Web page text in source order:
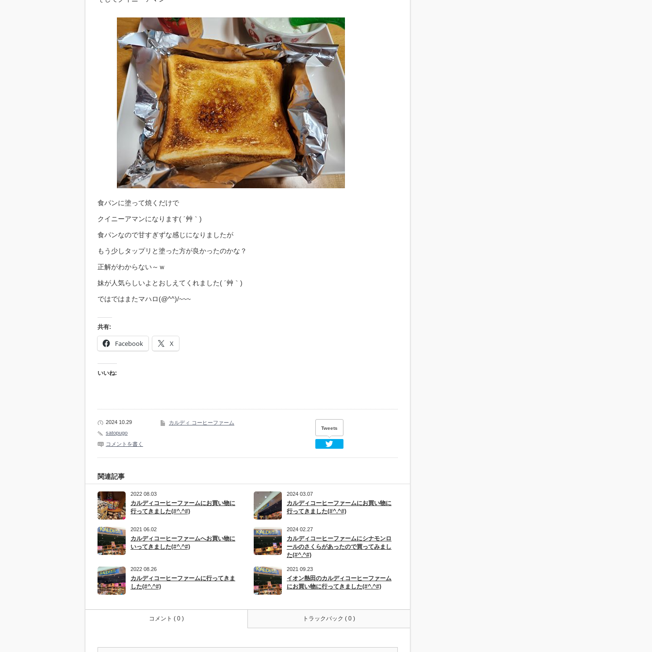
食パンに塗って焼くだけで
クイニーアマンになります( ´艸｀)
食パンなので甘すぎずな感じになりましたが
もう少しタップリと塗った方が良かったのかな？
正解がわからない～ｗ
妹が人気らしいよとおしえてくれました( ´艸｀)
ではではまたマハロ(@^^)/~~~
共有:
Facebook X
いいね:
2024 10.29
satopugo
コメントを書く
カルディ コーヒーファーム
Tweets
関連記事
2022 08.03
カルディコーヒーファームにお買い物に
行ってきました(#^.^#)
2024 03.07
カルディコーヒーファームにお買い物に
行ってきました(#^.^#)
2021 06.02
カルディコーヒーファームへお買い物に
いってきました(#^.^#)
2024 02.27
カルディコーヒーファームにシナモンロ
ールのさくらがあったので買ってみまし
た(#^.^#)
2022 08.26
カルディコーヒーファームに行ってきま
した(#^.^#)
2021 09.23
イオン熱田のカルディコーヒーファーム
にお買い物に行ってきました(#^.^#)
コメント ( 0 ) トラックバック ( 0 )